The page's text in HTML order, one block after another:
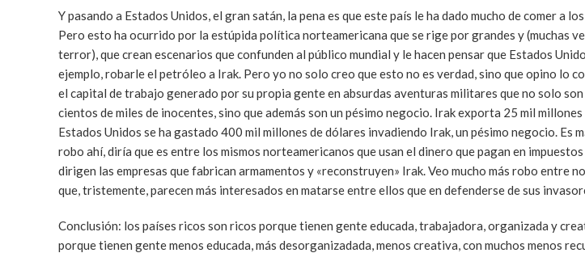
Y pasando a Estados Unidos, el gran satán, la pena es que este país le ha dado mucho de comer a
Pero esto ha ocurrido por la estúpida política norteamericana que se rige por grandes y (muchas
terror), que crean escenarios que confunden al público mundial y le hacen pensar que Estados
ejemplo, robarle el petróleo a Irak. Pero yo no solo creo que esto no es verdad, sino que opino lo
el capital de trabajo generado por su propia gente en absurdas aventuras militares que no solo
cientos de miles de inocentes, sino que además son un pésimo negocio. Irak exporta 25 mil
Estados Unidos se ha gastado 400 mil millones de dólares invadiendo Irak, un pésimo negocio. Es
robo ahí, diría que es entre los mismos norteamericanos que usan el dinero que pagan en
dirigen las empresas que fabrican armamentos y «reconstruyen» Irak. Veo mucho más robo entre
que, tristemente, parecen más interesados en matarse entre ellos que en defenderse de sus
Conclusión: los países ricos son ricos porque tienen gente educada, trabajadora, organizada y
porque tienen gente menos educada, más desorganizadada, menos creativa, con muchos menos